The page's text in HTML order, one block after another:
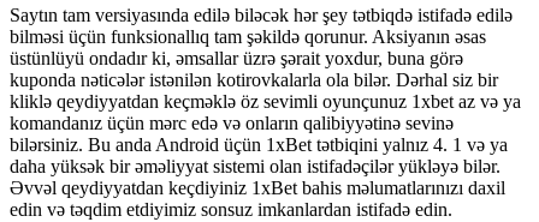
Saytın tam versiyasında edilə biləcək hər şey tətbiqdə istifadə edilə
bilməsi üçün funksionallıq tam şəkildə qorunur. Aksiyanın əsas
üstünlüyü ondadır ki, əmsallar üzrə şərait yoxdur, buna görə
kuponda nəticələr istənilən kotirovkalarla ola bilər. Dərhal siz bir
kliklə qeydiyyatdan keçməklə öz sevimli oyunçunuz 1xbet az və ya
komandanız üçün mərc edə və onların qalibiyyətinə sevinə
bilərsiniz. Bu anda Android üçün 1xBet tətbiqini yalnız 4. 1 və ya
daha yüksək bir əməliyyat sistemi olan istifadəçilər yükləyə bilər.
Əvvəl qeydiyyatdan keçdiyiniz 1xBet bahis məlumatlarınızı daxil
edin və təqdim etdiyimiz sonsuz imkanlardan istifadə edin.